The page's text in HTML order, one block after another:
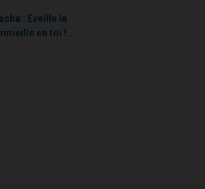
: Eveille la
en toi !...